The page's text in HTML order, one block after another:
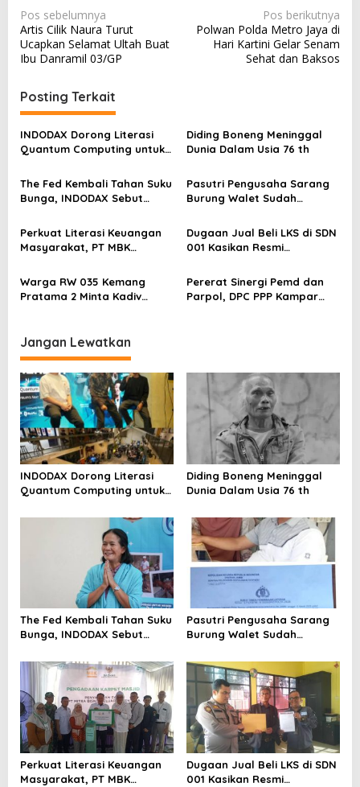
N
a
v
g
a
s
p
s
Pos sebelumnya
Artis Cilik Naura Turut
Ucapkan Selamat Ultah Buat
Ibu Danramil 03/GP
Pos berikutnya
Polwan Polda Metro Jaya di
Hari Kartini Gelar Senam
Sehat dan Baksos
Posting Terkait
INDODAX Dorong Literasi
Quantum Computing untuk
Blockchain
Diding Boneng Meninggal
Dunia Dalam Usia 76 th
The Fed Kembali Tahan Suku
Bunga, INDODAX Sebut
Sentimen Pasar
Pasutri Pengusaha Sarang
Burung Walet Sudah
Pelapor Desak Polda Jambi
Segera Lakukan Penahanan
Perkuat Literasi Keuangan
Masyarakat, PT MBK
Karpet Masjid di Pakuhaji
Dugaan Jual Beli LKS di SDN
001 Kasikan Resmi
Kampar, Pemred – Pimum
Metroterkini.id Desak Usut
Kasus Ini
Warga RW 035 Kemang
Pratama 2 Minta Kadiv
Metro Bekasi Kota
Pererat Sinergi Pemd dan
Parpol, DPC PPP Kampar
Jangan Lewatkan
INDODAX Dorong Literasi
Quantum Computing untuk
Blockchain
Diding Boneng Meninggal
Dunia Dalam Usia 76 th
The Fed Kembali Tahan Suku
Bunga, INDODAX Sebut
Sentimen Pasar
Pasutri Pengusaha Sarang
Burung Walet Sudah
Pelapor Desak Polda Jambi
Segera Lakukan Penahanan
Perkuat Literasi Keuangan
Masyarakat, PT MBK
Dugaan Jual Beli LKS di SDN
001 Kasikan Resmi